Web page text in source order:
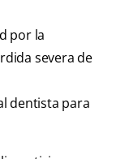
por la
severa de
dentista para